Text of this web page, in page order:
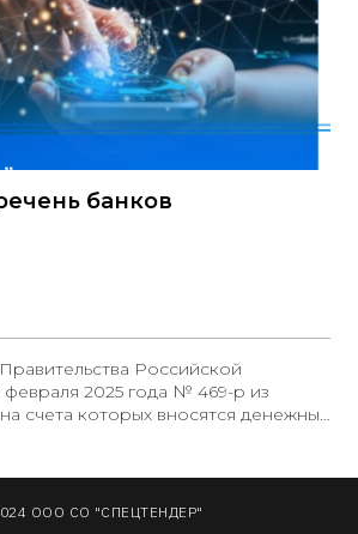
банков
Российской
2025 года № 469-р из
счета которых вносятся денежные
от 13 июля 2018 года № 1451-р),
кредитные организации: -
ООО СО "СПЕЦТЕНДЕР"